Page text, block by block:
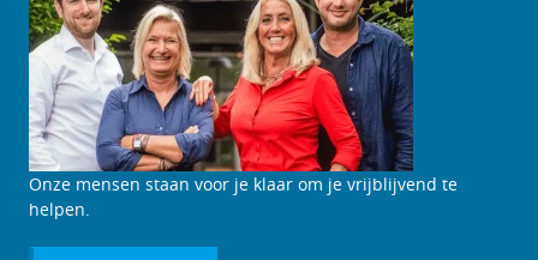
Onze mensen staan voor je klaar om je vrijblijvend te
helpen.